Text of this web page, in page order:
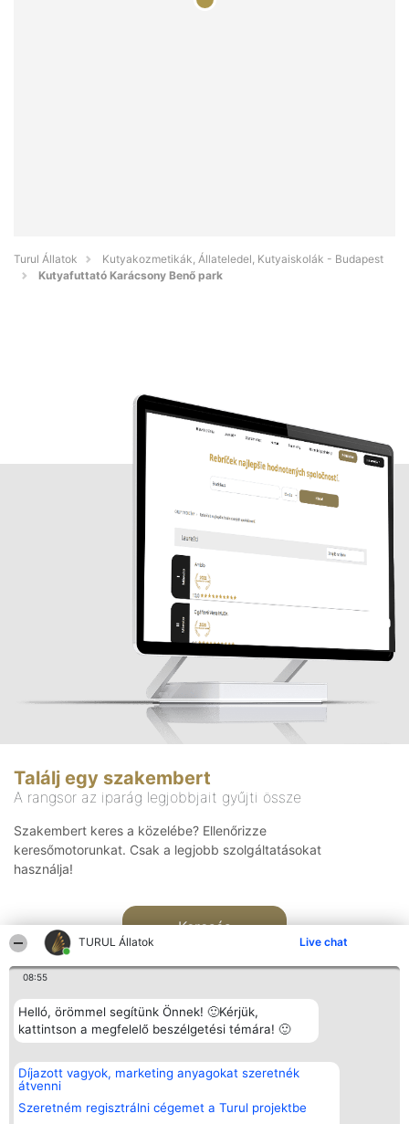
TURUL Állatok Live chat
08:55
Helló, örömmel segítünk Önnek! 🙂Kérjük,
kattintson a megfelelő beszélgetési témára! 🙂
Díjazott vagyok, marketing anyagokat szeretnék
átvenni
Szeretném regisztrálni cégemet a Turul projektbe
Turul Állatok
Kutyakozmetikák, Állateledel, Kutyaiskolák - Budapest
Kutyafuttató Karácsony Benő park
Találj egy szakembert
A rangsor az iparág legjobbjait gyűjti össze
Szakembert keres a közelébe? Ellenőrizze
keresőmotorunkat. Csak a legjobb szolgáltatásokat
használja!
Keresés
Rangsorszervező
SC Beautiful Company S.R.L.
Bulevardul Aleea Timișul De
Sus Nr. 2, Bl. A30, Sc. A, Et.
4, Ap. 13
Népszavazás
Nyertesek
listája
Elérhetőség
Elérhetőség